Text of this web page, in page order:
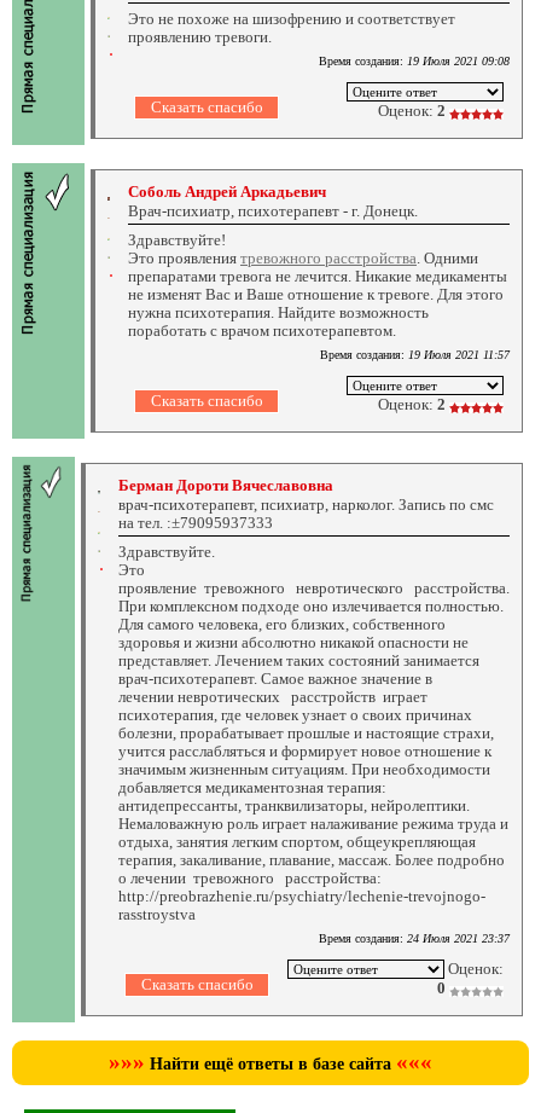
Это не похоже на шизофрению и соответствует
проявлению тревоги.
Время создания: 19 Июля 2021 09:08
Оценок: 2
Соболь Андрей Аркадьевич
Врач-психиатр, психотерапевт - г. Донецк.
Здравствуйте!
Это проявления тревожного расстройства . Одними
препаратами тревога не лечится. Никакие медикаменты
не изменят Вас и Ваше отношение к тревоге. Для этого
нужна психотерапия. Найдите возможность
поработать с врачом психотерапевтом.
Время создания: 19 Июля 2021 11:57
Оценок: 2
Берман Дороти Вячеславовна
врач-психотерапевт, психиатр, нарколог. Запись по смс
на тел. :±79095937333
Здравствуйте.
Это
проявление тревожного невротического расстройства.
При комплексном подходе оно излечивается полностью.
Для самого человека, его близких, собственного
здоровья и жизни абсолютно никакой опасности не
представляет. Лечением таких состояний занимается
врач-психотерапевт. Самое важное значение в
лечении невротических расстройств играет
психотерапия, где человек узнает о своих причинах
болезни, прорабатывает прошлые и настоящие страхи,
учится расслабляться и формирует новое отношение к
значимым жизненным ситуациям. При необходимости
добавляется медикаментозная терапия:
антидепрессанты, транквилизаторы, нейролептики.
Немаловажную роль играет налаживание режима труда и
отдыха, занятия легким спортом, общеукрепляющая
терапия, закаливание, плавание, массаж. Более подробно
о лечении тревожного расстройства:
http://preobrazhenie.ru/psychiatry/lechenie-trevojnogo-
rasstroystva
Время создания: 24 Июля 2021 23:37
Оценок:
0
»»» Найти ещё ответы в базе сайта «««